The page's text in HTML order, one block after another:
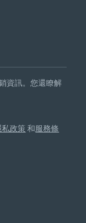
資訊。您還瞭解
私政策 和服務條